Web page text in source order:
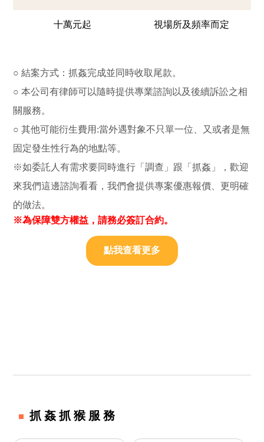
十萬元起 視場所及頻率而定
○ 結案方式：抓姦完成並同時收取尾款。
○ 本公司有律師可以隨時提供專業諮詢以及後續訴訟之相
關服務。
○ 其他可能衍生費用:當外遇對象不只單一位、又或者是無
固定發生性行為的地點等。
※如委託人有需求要同時進行「調查」跟「抓姦」，歡迎
來我們這邊諮詢看看，我們會提供專案優惠報價、更明確
的做法。
※為保障雙方權益，請務必簽訂合約。
點我查看更多
抓姦抓猴服務